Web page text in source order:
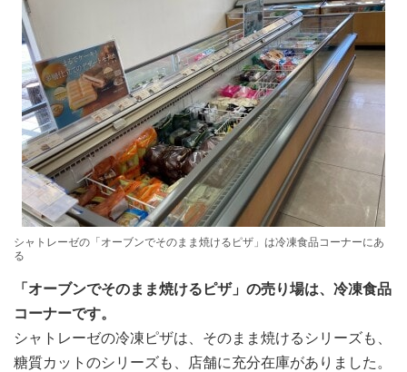
シャトレーゼの「オーブンでそのまま焼けるピザ」は冷凍食品コーナーにあ
る
「オーブンでそのまま焼けるピザ」の売り場は、冷凍食品
コーナーです。
シャトレーゼの冷凍ピザは、そのまま焼けるシリーズも、
糖質カットのシリーズも、店舗に充分在庫がありました。